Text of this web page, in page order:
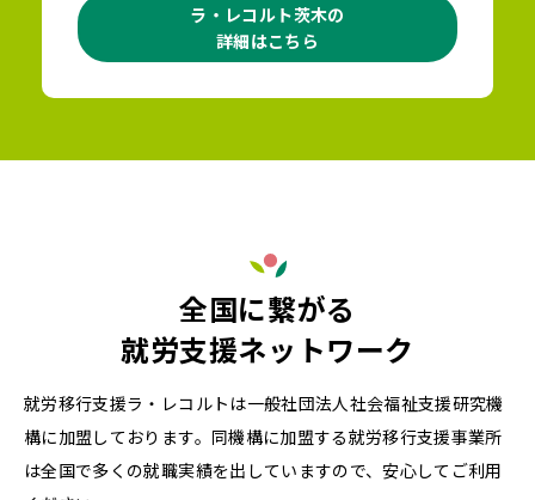
ラ・レコルト茨木の
詳細はこちら
全国に繋がる
就労支援ネットワーク
就労移行支援ラ・レコルトは一般社団法人社会福祉支援研究機
構に加盟しております。同機構に加盟する就労移行支援事業所
は全国で多くの就職実績を出していますので、安心してご利用